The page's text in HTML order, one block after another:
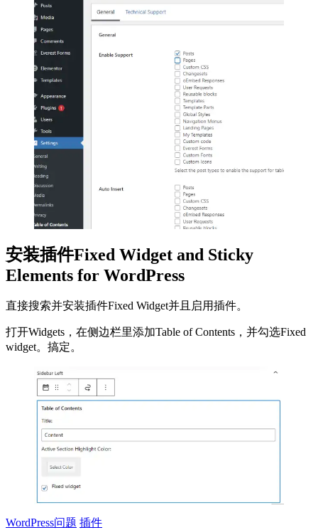
安装插件Fixed Widget and Sticky
Elements for WordPress
直接搜索并安装插件Fixed Widget并且启用插件。
打开Widgets，在侧边栏里添加Table of Contents，并勾选Fixed
widget。搞定。
WordPress问题 插件